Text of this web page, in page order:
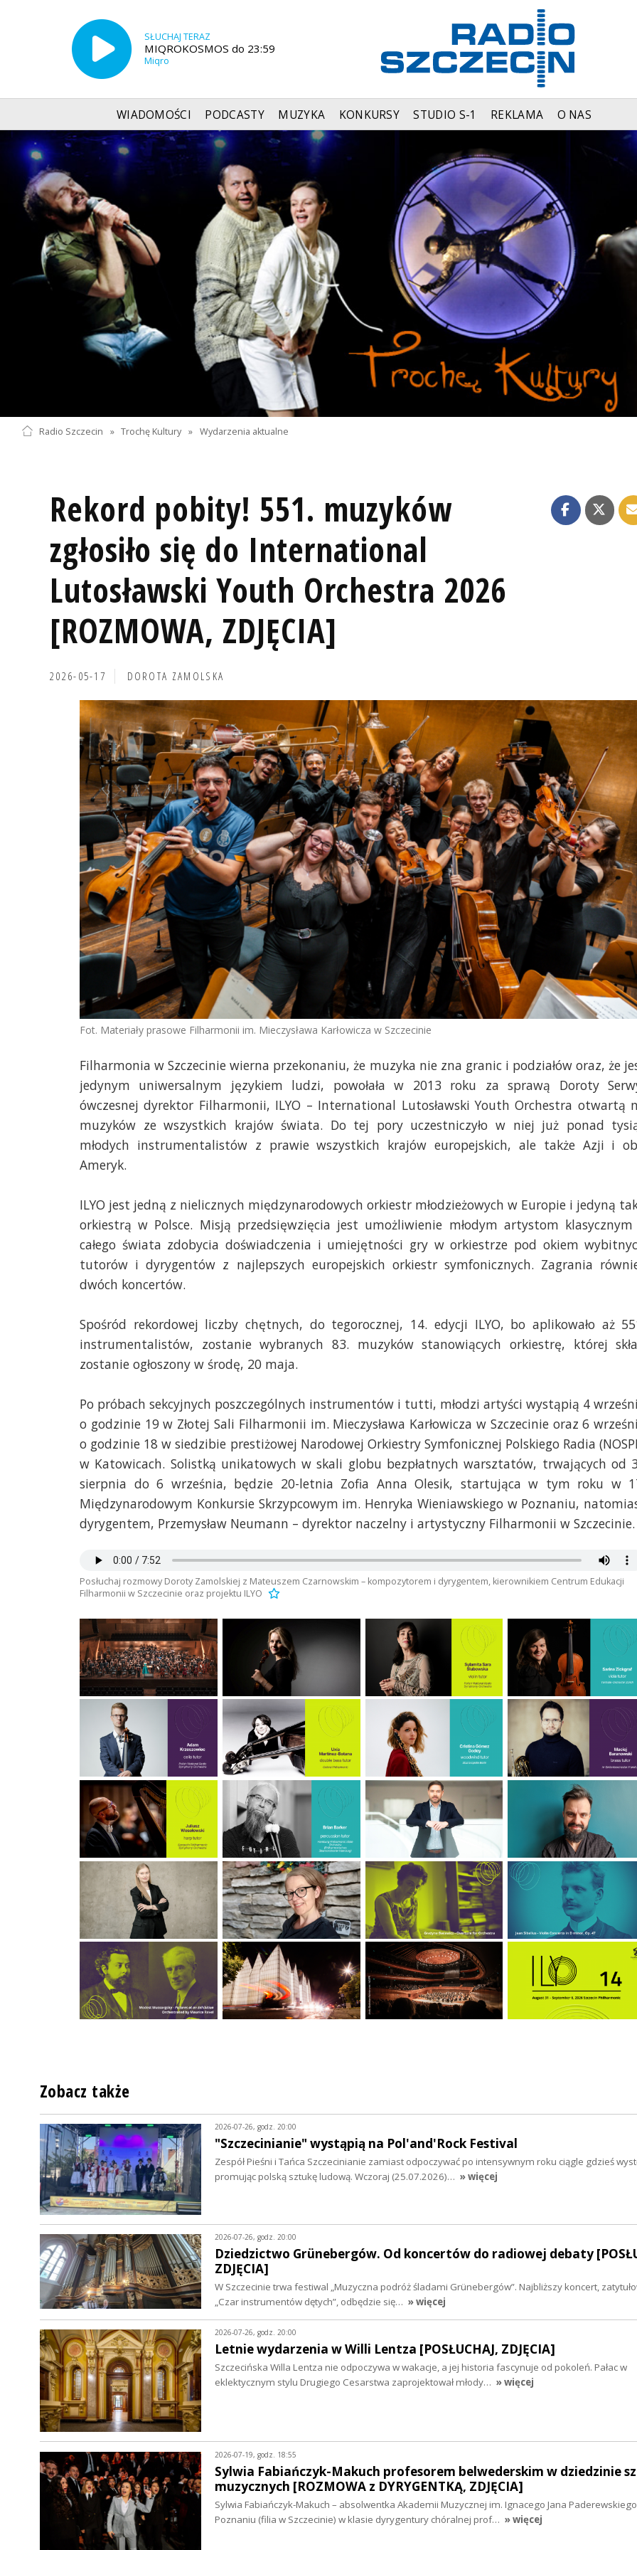
SŁUCHAJ TERAZ
MIQROKOSMOS do 23:59
Miqro
WIADOMOŚCI PODCASTY MUZYKA KONKURSY STUDIO S-1 REKLAMA O NAS
Radio Szczecin » Trochę Kultury » Wydarzenia aktualne
Rekord pobity! 551. muzyków
zgłosiło się do International
Lutosławski Youth Orchestra 2026
[ROZMOWA, ZDJĘCIA]
2026-05-17 DOROTA ZAMOLSKA
Fot. Materiały prasowe Filharmonii im. Mieczysława Karłowicza w Szczecinie
Filharmonia w Szczecinie wierna przekonaniu, że muzyka nie zna granic i podziałów oraz, że
jedynym uniwersalnym językiem ludzi, powołała w 2013 roku za sprawą Doroty
ówczesnej dyrektor Filharmonii, ILYO – International Lutosławski Youth Orchestra otwartą
muzyków ze wszystkich krajów świata. Do tej pory uczestniczyło w niej już ponad
młodych instrumentalistów z prawie wszystkich krajów europejskich, ale także Azji i
Ameryk.
ILYO jest jedną z nielicznych międzynarodowych orkiestr młodzieżowych w Europie i jedyną
orkiestrą w Polsce. Misją przedsięwzięcia jest umożliwienie młodym artystom klasycznym
całego świata zdobycia doświadczenia i umiejętności gry w orkiestrze pod okiem
tutorów i dyrygentów z najlepszych europejskich orkiestr symfonicznych. Zagrania
dwóch koncertów.
Spośród rekordowej liczby chętnych, do tegorocznej, 14. edycji ILYO, bo aplikowało aż
instrumentalistów, zostanie wybranych 83. muzyków stanowiących orkiestrę, której
zostanie ogłoszony w środę, 20 maja.
Po próbach sekcyjnych poszczególnych instrumentów i tutti, młodzi artyści wystąpią 4
o godzinie 19 w Złotej Sali Filharmonii im. Mieczysława Karłowicza w Szczecinie oraz 6
o godzinie 18 w siedzibie prestiżowej Narodowej Orkiestry Symfonicznej Polskiego Radia
w Katowicach. Solistką unikatowych w skali globu bezpłatnych warsztatów, trwających od
sierpnia do 6 września, będzie 20-letnia Zofia Anna Olesik, startująca w tym roku w
Międzynarodowym Konkursie Skrzypcowym im. Henryka Wieniawskiego w Poznaniu,
dyrygentem, Przemysław Neumann – dyrektor naczelny i artystyczny Filharmonii w Szczecinie.
Posłuchaj rozmowy Doroty Zamolskiej z Mateuszem Czarnowskim – kompozytorem i dyrygentem, kierownikiem Centrum Edukacji
Filharmonii w Szczecinie oraz projektu ILYO
Zobacz także
2026-07-26, godz. 20:00
"Szczecinianie" wystąpią na Pol'and'Rock Festival
Zespół Pieśni i Tańca Szczecinianie zamiast odpoczywać po intensywnym roku ciągle gdzieś
promując polską sztukę ludową. Wczoraj (25.07.2026)… » więcej
2026-07-26, godz. 20:00
Dziedzictwo Grünebergów. Od koncertów do radiowej debaty
ZDJĘCIA]
W Szczecinie trwa festiwal „Muzyczna podróż śladami Grünebergów”. Najbliższy koncert,
„Czar instrumentów dętych”, odbędzie się… » więcej
2026-07-26, godz. 20:00
Letnie wydarzenia w Willi Lentza [POSŁUCHAJ, ZDJĘCIA]
Szczecińska Willa Lentza nie odpoczywa w wakacje, a jej historia fascynuje od pokoleń. Pałac w
eklektycznym stylu Drugiego Cesarstwa zaprojektował młody… » więcej
2026-07-19, godz. 18:55
Sylwia Fabiańczyk-Makuch profesorem belwederskim w dziedzinie
muzycznych [ROZMOWA z DYRYGENTKĄ, ZDJĘCIA]
Sylwia Fabiańczyk-Makuch – absolwentka Akademii Muzycznej im. Ignacego Jana
Poznaniu (filia w Szczecinie) w klasie dyrygentury chóralnej prof… » więcej